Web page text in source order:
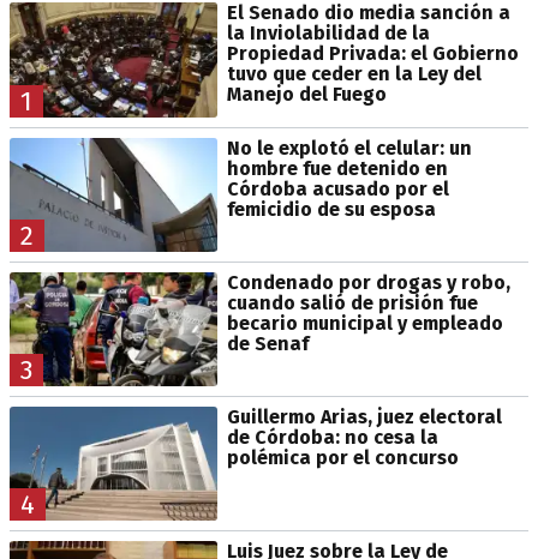
1
El Senado dio media sanción a
la Inviolabilidad de la
Propiedad Privada: el Gobierno
tuvo que ceder en la Ley del
Manejo del Fuego
2
No le explotó el celular: un
hombre fue detenido en
Córdoba acusado por el
femicidio de su esposa
3
Condenado por drogas y robo,
cuando salió de prisión fue
becario municipal y empleado
de Senaf
4
Guillermo Arias, juez electoral
de Córdoba: no cesa la
polémica por el concurso
Luis Juez sobre la Ley de